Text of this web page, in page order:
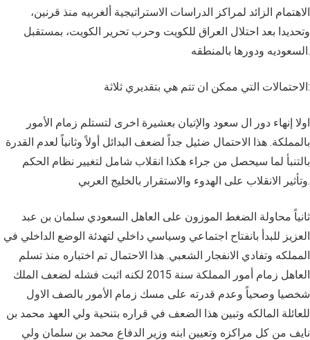
الاهتمام الزائد لمراكز الدراسات الاستراتيجية ألغربيه منذ قرنين،
وتحديدا بعد احتلال العراق للكويت وحرب تحرير الكويت، بمستقبل
السعوديه ودورها بالمنطقه.
الاحتمالات التي ممكن ان تتم هي بتقديري ثلاثة:
اولا إنهاء دور ال سعود والإتيان بعشيرة اخرى لتستلم زمام الأمور
بالمملكة. هذا الاحتمال ضئيل جداً لضعف البدائل أولاً وثانياً لعدم القدرة
بالتنبأ لما سيحصل من جراء هكذا انقلاب شامل لتغيير نظام الحكم
وتأثير الانقلاب على الهدوء والاستقرار بالخليج العربي.
ثانياً محاولة الضغط الموزون على العاهل السعودي سلمان بن عبد
العزيز للبدأ بانفتاح اجتماعي وسياسي داخلي لتهدئة الوضع الداخلي في
المملكه وتفادي الانفجار الشعبي. هذا الاحتمال تم اختباره منذ تسلم
العاهل زمام أمور المملكة سنة 2015 لكنه اثبت فشله لضعف الملك
شخصيا وصحياً وعدم قدرته على مسك زمام الأمور بالصف الاول
للعائلة المالكه وتبين هذا الضعف في قراره بتنحية ولي العهد محمد بن
نايف من كل مراكزه وتعيين ابنه وزير الدفاع محمد بن سلمان ولي